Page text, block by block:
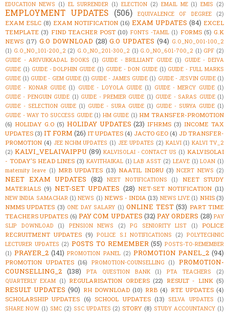
EDUCATION NEWS (1) EL SURRENDER (1) ELECTION (2) EMAIL ME (1) EMIS (2)
EMPLOYMENT UPDATES (506) EQUIVALENCE OF DEGREE (2)
EXAM ESLC (8) EXAM NOTIFICATION (16) EXAM UPDATES (84) EXCEL
TEMPLATE (3) FIND TEACHER POST (10) FONTS -TAMIL (1) FORMS (5) G.K
NEWS (17) G.O DOWNLOAD (28) G.O UPDATES (94) G.O_NO_001-100_2
(1) G.O_NO_101-200_2 (2) G.O_NO_201-300_2 (1) G.O_NO_601-700_2 (1) GPF (2)
GUIDE - ARIVUKKADAL BOOKS (1) GUIDE - BRILLIANT GUIDE (1) GUIDE - DEIVA
GUIDE (1) GUIDE - DOLPHIN GUIDE (1) GUIDE - DON GUIDE (1) GUIDE - FULL MARKS
GUIDE (1) GUIDE - GEM GUIDE (1) GUIDE - JAMES GUIDE (1) GUIDE - JESVIN GUIDE (1)
GUIDE - KONAR GUIDE (1) GUIDE - LOYOLA GUIDE (1) GUIDE - MERCY GUIDE (1)
GUIDE - PENGUIN GUIDE (1) GUIDE - PREMIER GUIDE (1) GUIDE - SARAS GUIDE (1)
GUIDE - SELECTION GUIDE (1) GUIDE - SURA GUIDE (1) GUIDE - SURYA GUIDE (1)
GUIDE - WAY TO SUCCESS GUIDE (1) HM GUIDE (1) HM TRANSFER-PROMOTION
(6) HOLIDAY G.O (5) HOLIDAY UPDATES (23) IFHRMS (3) INCOME TAX
UPDATES (3) IT FORM (26) IT UPDATES (4) JACTO GEO (4) JD TRANSFER-
PROMOTION (4) JEE NCHM UPDATES (1) JEE UPDATES (2) KALVI (1) KALVI TV_2
(2) KALVI_VELAIVAIPPU (89) KALVISOLAI - CONTACT US (1) KALVISOLAI
- TODAY'S HEAD LINES (3) KAVITHAIKAL (1) LAB ASST (2) LEAVE (1) LOAN (1)
maternity leave (1) MRB UPDATES (13) NAATIL INDRU (3) NCERT NEWS (2)
NEET EXAM UPDATES (82) NEET NOTIFICATIONS (1)
NEET STUDY
MATERIALS (9) NET-SET UPDATES (28) NET-SET NOTIFICATION (11)
NEW INDIA SAMACHAR (1) NEWS (1) NEWS - INDIA (13) NEWS LIVE (1) NHIS (3)
NMMS UPDATES (3) ONE DAY SALARY (1) ONLINE TEST (53) PART TIME
TEACHERS UPDATES (6) PAY COM UPDATES (32) PAY ORDERS (28) PAY
SLIP DOWNLOAD
(1) PENSION NEWS (2) PG SENIORITY LIST (1)
POLICE
RECRUITMENT UPDATES (9) POLICE S.I NOTIFICATIONS (2) POLYTECHNIC
LECTURER UPDATES (2) POSTS TO REMEMBER (55) POSTS-TO-REMEMBER
(1) PRAYER_2 (141) PROMOTION PANEL (2) PROMOTION PANEL_2 (94)
PROMOTION UPDATES (16) PROMOTION-COUNSELLING (1)
PROMOTION-
COUNSELLING_2 (138) PTA QUESTION BANK (1) PTA TEACHERS
(2)
QUARTERLY EXAM (1) REGULARISATION ORDERS (22) RESULT - LINK (5)
RESULT UPDATES (90) RH DOWNLOAD (10) RRB (4) RTE UPDATES (4)
SCHOLARSHIP UPDATES (6) SCHOOL UPDATES (13) SELVA UPDATES
(1)
SHARE NOW (1) SMC (2) SSC UPDATES (2) STORY (8) STUDY ACCOUNTANCY (1)